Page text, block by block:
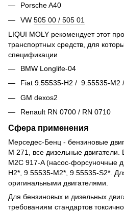
Porsche A40
VW 505 00 / 505 01
LIQUI MOLY рекомендует этот
транспортных средств, для
спецификации
BMW Longlife-04
Fiat 9.55535-H2 / 9.55535-M2
GM dexos2
Renault RN 0700 / RN 0710
Сфера применения
Мерседес-Бенц - бензиновые
M 271, все дизельные
M2C 917-A (насос-форсуночные
H2*, 9.55535-M2*, 9.55535-S2*.
оригинальными двигателями.
Для бензиновых и дизельных
требованиям стандартов